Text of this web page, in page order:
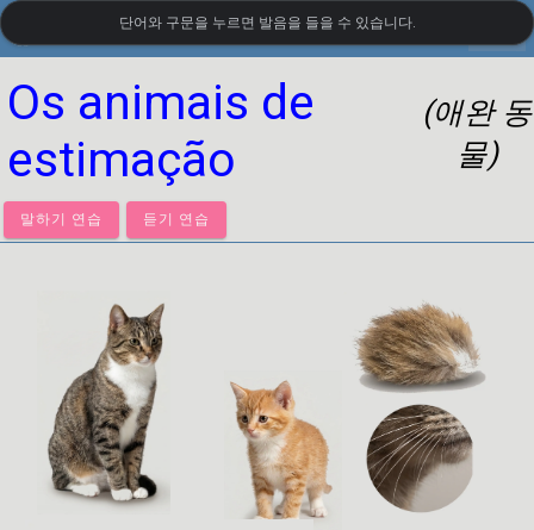
LanguageGuide.org•포르투갈어 시각 어휘
Os animais de
estimação
(애완 동
물)
말하기 연습 듣기 연습
단어와 구문을 누르면 발음을 들을 수 있습니다.